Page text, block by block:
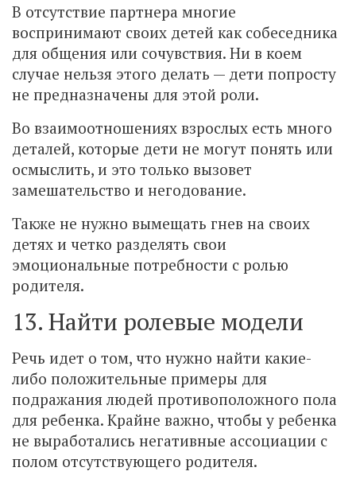
В отсутствие партнера многие
воспринимают своих детей как собеседника
для общения или сочувствия. Ни в коем
случае нельзя этого делать — дети попросту
не предназначены для этой роли.
Во взаимоотношениях взрослых есть много
деталей, которые дети не могут понять или
осмыслить, и это только вызовет
замешательство и негодование.
Также не нужно вымещать гнев на своих
детях и четко разделять свои
эмоциональные потребности с ролью
родителя.
13. Найти ролевые модели
Речь идет о том, что нужно найти какие-
либо положительные примеры для
подражания людей противоположного пола
для ребенка. Крайне важно, чтобы у ребенка
не выработались негативные ассоциации с
полом отсутствующего родителя.